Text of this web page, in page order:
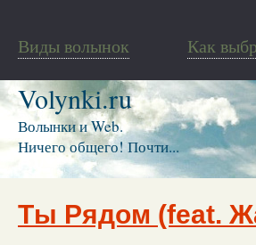
Виды волынок Как
Volynki.ru
Волынки и Web.
Ничего общего! Почти...
Ты Рядом (feat.